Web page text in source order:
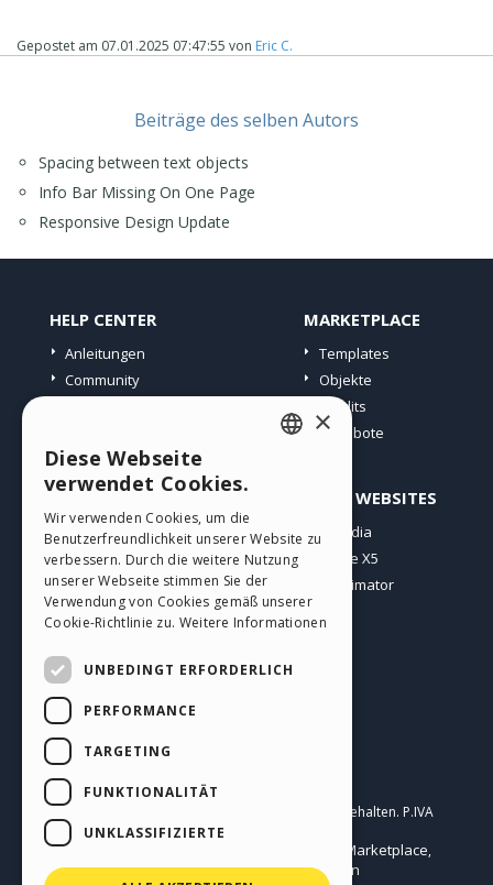
Gepostet am 07.01.2025 07:47:55 von Eric C.
Beiträge des selben Autors
Spacing between text objects
Info Bar Missing On One Page
Responsive Design Update
HELP CENTER
Anleitungen
Community
MARKETPLACE
Templates
Objekte
Credits
Angebote
PROFIL
Meine Beiträge
Meine Lizenz
Download
Webhosting
ANDERE WEBSITES
Incomedia
WebSite X5
WebAnimator
Copyright © 2026
Alle Rechte vorbehalten. P.IVA
IT07514640015
Nutzungsbedingungen WebSite X5:
Help Center / Marketplace,
Templates,Objects|Datenschutzbestimmungen
GERMAN
SPANISH
PORTUGUESE
×
Diese Webseite
verwendet Cookies.
Wir verwenden Cookies, um die
Benutzerfreundlichkeit unserer Website zu
verbessern. Durch die weitere Nutzung
unserer Webseite stimmen Sie der
Verwendung von Cookies gemäß unserer
Cookie-Richtlinie zu. Weitere Informationen
UNBEDINGT ERFORDERLICH
PERFORMANCE
TARGETING
FUNKTIONALITÄT
UNKLASSIFIZIERTE